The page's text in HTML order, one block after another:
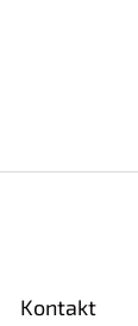
Kontakt